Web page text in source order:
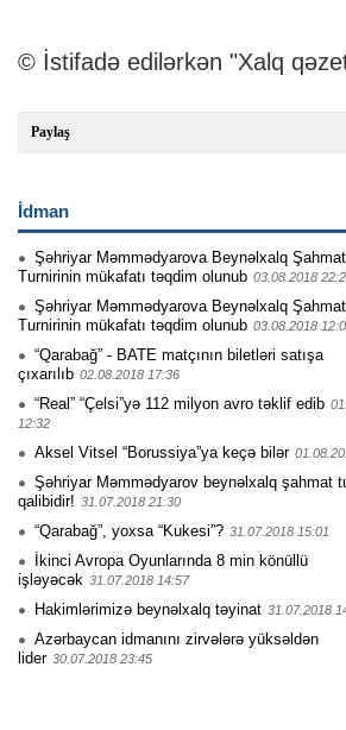
© İstifadə edilərkən "Xalq
Paylaş
İdman
Şəhriyar Məmmədyarova Beynəlxalq Şahmat
Turnirinin mükafatı təqdim olunub 03.08.2018
Şəhriyar Məmmədyarova Beynəlxalq Şahmat
Turnirinin mükafatı təqdim olunub 03.08.2018
“Qarabağ” - BATE matçının biletləri satışa
çıxarılıb 02.08.2018 17:36
“Real” “Çelsi”yə 112 milyon avro təklif edib
12:32
Aksel Vitsel “Borussiya”ya keçə bilər
Şəhriyar Məmmədyarov beynəlxalq şahmat
qalibidir! 31.07.2018 21:30
“Qarabağ”, yoxsa “Kukesi”? 31.07.2018 15:01
İkinci Avropa Oyunlarında 8 min könüllü
işləyəcək 31.07.2018 14:57
Hakimlərimizə beynəlxalq təyinat 31.07.2018
Azərbaycan idmanını zirvələrə yüksəldən
lider 30.07.2018 23:45